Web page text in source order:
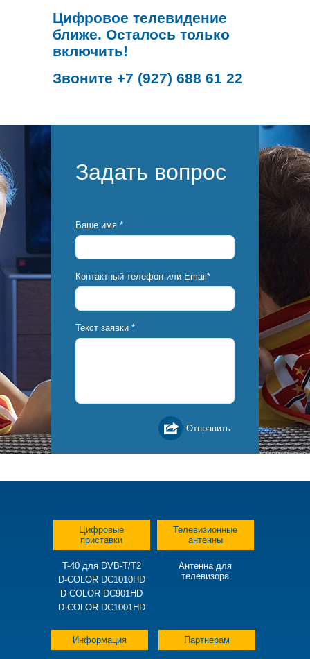
Цифровое телевидение
ближе. Осталось только
включить!
Звоните +7 (927) 688 61 22
Задать вопрос
Ваше имя *
Контактный телефон или Email*
Текст заявки *
Цифровые
приставки
T-40 для DVB-T/T2
D-COLOR DC1010HD
D-COLOR DC901HD
D-COLOR DC1001HD
Телевизионные
антенны
Антенна для
телевизора
Информация Партнерам